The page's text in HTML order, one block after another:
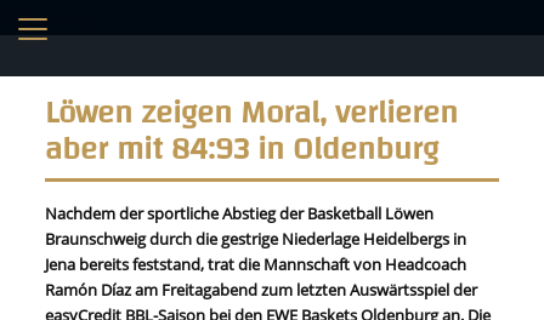
Löwen zeigen Moral, verlieren
aber mit 84:93 in Oldenburg
Nachdem der sportliche Abstieg der Basketball Löwen
Braunschweig durch die gestrige Niederlage Heidelbergs in
Jena bereits feststand, trat die Mannschaft von Headcoach
Ramón Díaz am Freitagabend zum letzten Auswärtsspiel der
easyCredit BBL-Saison bei den EWE Baskets Oldenburg an. Die